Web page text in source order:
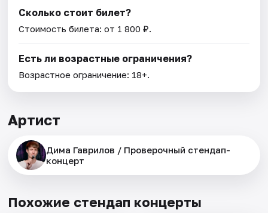
Сколько стоит билет?
Стоимость билета: от 1 800 ₽.
Есть ли возрастные ограничения?
Возрастное ограничение: 18+.
Артист
Дима Гаврилов / Проверочный стендап-
концерт
Похожие стендап концерты